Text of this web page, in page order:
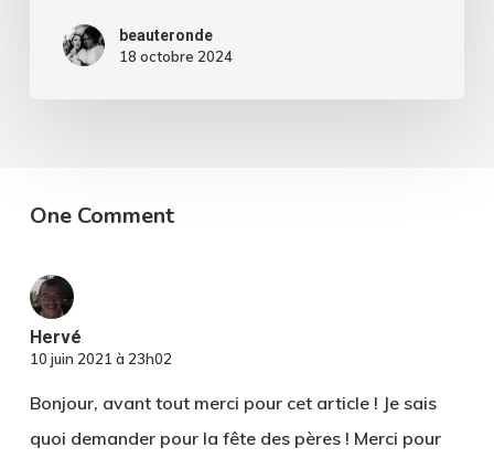
beauteronde
18 octobre 2024
One Comment
Hervé
10 juin 2021 à 23h02
Bonjour, avant tout merci pour cet article ! Je sais
quoi demander pour la fête des pères ! Merci pour